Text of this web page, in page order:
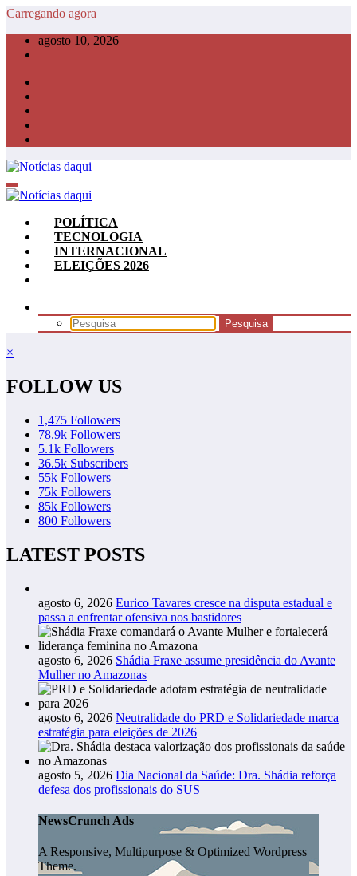
Pular
conteúdo
Carregando agora
agosto 10, 2026
POLÍTICA
TECNOLOGIA
INTERNACIONAL
ELEIÇÕES 2026
×
FOLLOW US
1,475 Followers
78.9k Followers
5.1k Followers
36.5k Subscribers
55k Followers
75k Followers
85k Followers
800 Followers
LATEST POSTS
agosto 6, 2026 Eurico Tavares cresce na disputa estadual e
passa a enfrentar ofensiva nos bastidores
agosto 6, 2026 Shádia Fraxe assume presidência do Avante
Mulher no Amazonas
agosto 6, 2026 Neutralidade do PRD e Solidariedade marca
estratégia para eleições de 2026
agosto 5, 2026 Dia Nacional da Saúde: Dra. Shádia reforça
defesa dos profissionais do SUS
NewsCrunch Ads
A Responsive, Multipurpose & Optimized Wordpress
Theme.